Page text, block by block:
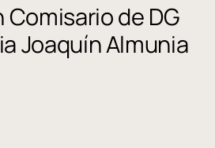
Comisario de DG
Joaquín Almunia